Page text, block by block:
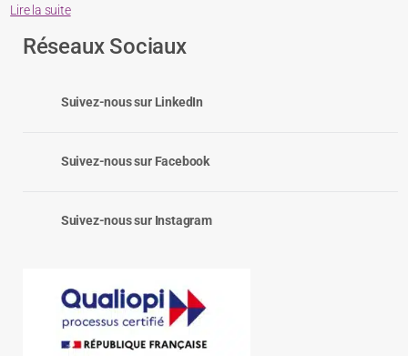
Lire la suite
Réseaux Sociaux
Suivez-nous sur LinkedIn
Suivez-nous sur Facebook
Suivez-nous sur Instagram